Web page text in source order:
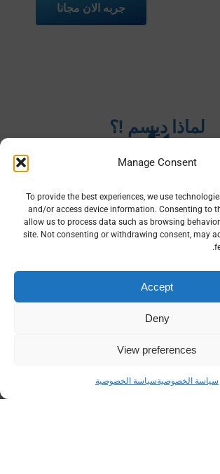
Manage Consent
To provide the best experiences, we use
and/or access device information. Consenting to
allow us to process data such as browsing
site. Not consenting or withdrawing consent, may
Accept
Deny
View preferences
سياسة الخصوصيةسياسة الخصوصية
جربه الان مجانا
لماذا ديسم !؟
واضح بدون مفاجآت